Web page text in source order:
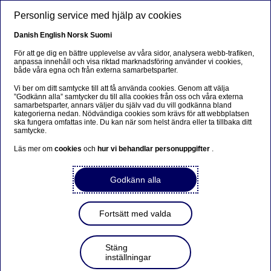
Beklager...
Siden findes desværre ikke på dansk
Bliv på siden|Fortsæt til en relateret side på
Events
Nordea Open tillbaka 2021
med Nordea som titelsponsor
Personlig service med hjälp av cookies
Danish English Norsk Suomi
För att ge dig en bättre upplevelse av våra sidor, analysera webb-trafiken,
anpassa innehåll och visa riktad marknadsföring använder vi cookies,
både våra egna och från externa samarbetsparter.
Vi ber om ditt samtycke till att få använda cookies. Genom att välja
”Godkänn alla” samtycker du till alla cookies från oss och våra externa
samarbetsparter, annars väljer du själv vad du vill godkänna bland
kategorierna nedan. Nödvändiga cookies som krävs för att webbplatsen
ska fungera omfattas inte. Du kan när som helst ändra eller ta tillbaka ditt
samtycke.
Läs mer omcookiesoch hur vi behandlar personuppgifter .
Godkänn alla
Fortsätt med valda
Stäng
inställningar